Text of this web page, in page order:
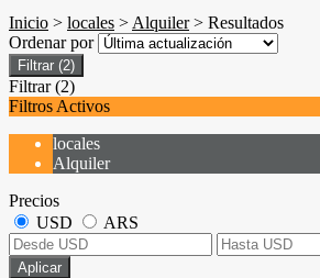
Inicio > locales >Alquiler> Resultados
Ordenar por
Filtrar (2)
Filtrar (2)
Filtros Activos
locales
Alquiler
Precios
USD
ARS
Aplicar